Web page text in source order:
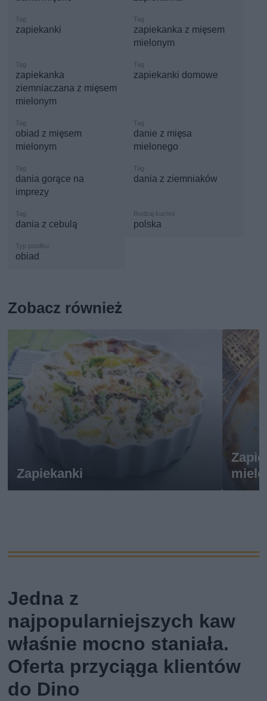
zapiekanki
zapiekanka z mięsem
mielonym
zapiekanka
ziemniaczana z mięsem
mielonym
zapiekanki domowe
obiad z mięsem
mielonym
danie z mięsa
mielonego
dania gorące na
imprezy
dania z ziemniaków
dania z cebulą polska
obiad
Zobacz również
Zapiekanki
Jedna z
najpopularniejszych kaw
właśnie mocno staniała.
Oferta przyciąga klientów
do Dino